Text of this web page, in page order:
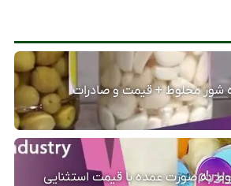
شور مخلوط + قیمت و صادرات
به صورت عمده با قیمت استثنایی